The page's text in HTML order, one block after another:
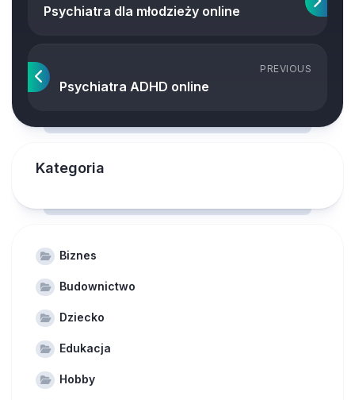
Psychiatra dla młodzieży online
PREVIOUS
Psychiatra ADHD online
Kategoria
Biznes
Budownictwo
Dziecko
Edukacja
Hobby